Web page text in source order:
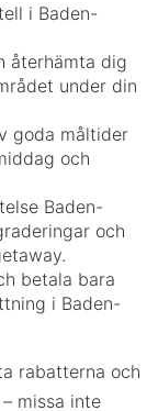
i Baden-
återhämta dig
under din
goda måltider
och
Baden-
och
betala bara
i Baden-
rabatterna och
missa inte